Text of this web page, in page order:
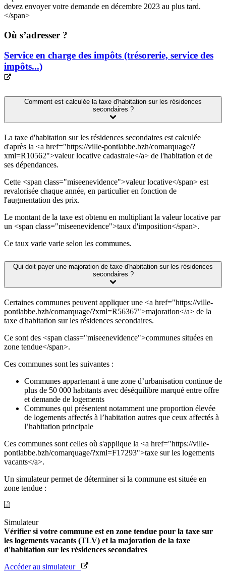
devez envoyer votre demande en décembre 2023 au plus tard.
</span>
Où s’adresser ?
Service en charge des impôts (trésorerie, service des
impôts...)
Comment est calculée la taxe d'habitation sur les résidences
secondaires ?
La taxe d'habitation sur les résidences secondaires est calculée
d'après la <a href="https://ville-pontlabbe.bzh/comarquage/?
xml=R10562">valeur locative cadastrale</a> de l'habitation et de
ses dépendances.
Cette <span class="miseenevidence">valeur locative</span> est
revalorisée chaque année, en particulier en fonction de
l'augmentation des prix.
Le montant de la taxe est obtenu en multipliant la valeur locative par
un <span class="miseenevidence">taux d'imposition</span>.
Ce taux varie varie selon les communes.
Qui doit payer une majoration de taxe d'habitation sur les résidences
secondaires ?
Certaines communes peuvent appliquer une <a href="https://ville-
pontlabbe.bzh/comarquage/?xml=R56367">majoration</a> de la
taxe d'habitation sur les résidences secondaires.
Ce sont des <span class="miseenevidence">communes situées en
zone tendue</span>.
Ces communes sont les suivantes :
Communes appartenant à une zone d’urbanisation continue de
plus de 50 000 habitants avec déséquilibre marqué entre offre
et demande de logements
Communes qui présentent notamment une proportion élevée
de logements affectés à l’habitation autres que ceux affectés à
l’habitation principale
Ces communes sont celles où s'applique la <a href="https://ville-
pontlabbe.bzh/comarquage/?xml=F17293">taxe sur les logements
vacants</a>.
Un simulateur permet de déterminer si la commune est située en
zone tendue :
Simulateur
Vérifier si votre commune est en zone tendue pour la taxe sur
les logements vacants (TLV) et la majoration de la taxe
d'habitation sur les résidences secondaires
Accéder au simulateur